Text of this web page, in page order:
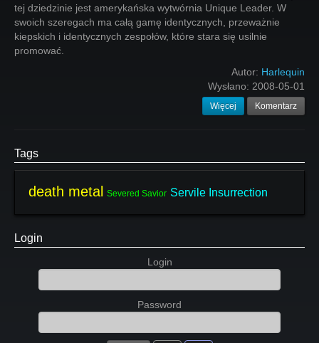
tej dziedzinie jest amerykańska wytwórnia Unique Leader. W
swoich szeregach ma całą gamę identycznych, przeważnie
kiepskich i identycznych zespołów, które stara się usilnie
promować.
Autor: Harlequin
Wysłano: 2008-05-01
Więcej Komentarz
Tags
death metal Severed Savior Servile Insurrection
Login
Login
Password